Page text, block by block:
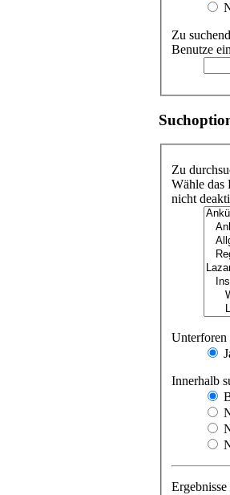
Zu
Benutze
Zu
Wähle das
nicht
Unterforen
Innerhalb
Ergebnisse